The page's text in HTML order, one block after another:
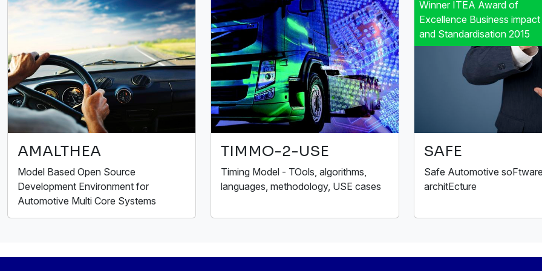
AMALTHEA
Model Based Open Source
Development Environment for
Automotive Multi Core Systems
TIMMO-2-USE
Timing Model - TOols, algorithms,
languages, methodology, USE cases
Winner ITEA Award of
Excellence Business impact
and Standardisation 2015
SAFE
Safe Automotive
architEcture